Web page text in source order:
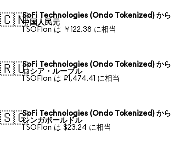
🇨🇳SoFi Technologies (Ondo Tokenized) から
中国人民元
1 SOFIon は ￥122.38 に相当
🇷🇺SoFi Technologies (Ondo Tokenized) から
ロシア・ルーブル
1 SOFIon は ₽1,474.41 に相当
🇸🇬SoFi Technologies (Ondo Tokenized) から
シンガポールドル
1 SOFIon は $23.24 に相当